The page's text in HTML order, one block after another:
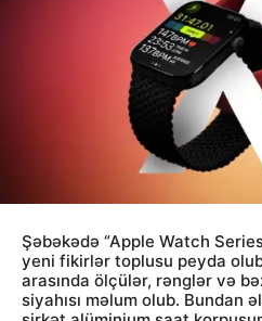
Şəbəkədə “Apple Watch
yeni fikirlər toplusu peyda
arasında ölçülər, rənglər və
siyahısı məlum olub. Bundan